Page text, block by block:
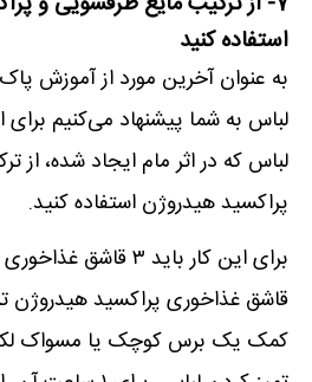
استفاده کنید
به عنوان آخرین مورد از آموزش
لباس به شما پیشنهاد می‌کنیم
لباس که در اثر مام ایجاد شده، از
پراکسید هیدروژن استفاده کنید.
قاشق غذاخوری پراکسید هیدروژن
کمک یک برس کوچک یا مسواک لکه